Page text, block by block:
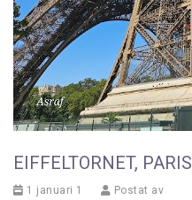
EIFFELTORNET, PARIS
1 januari 1
Postat av